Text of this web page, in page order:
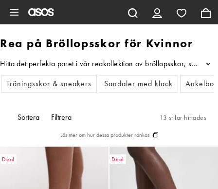
Rea på Bröllopsskor för Kvinnor
Hitta det perfekta paret i vår reakollektion av bröllopsskor, stället
...
Träningsskor & sneakers
Sandaler med klack
Sortera Filtrera 13 stilar hittades
Läs mer om hur dessa produkter rankas
Deal Deal